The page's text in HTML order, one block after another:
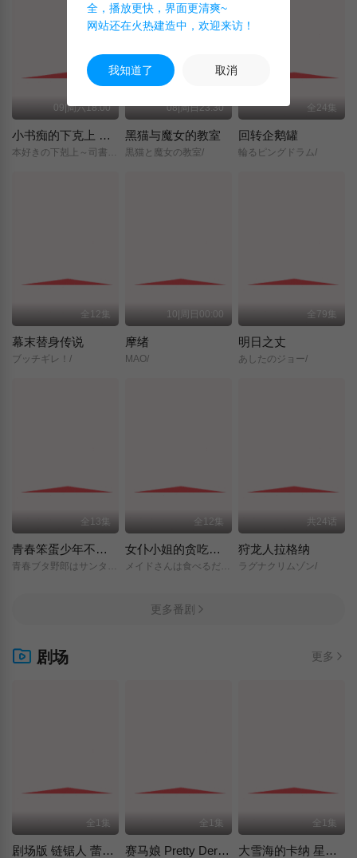
09|周六18:00
小书痴的下克上 〜为了成为图书管理员而不择手段〜 领主的养女
本好きの下剋上～司書になるためには手段を選んでいられません～/領主の養女/
08|周日23:30
黑猫与魔女的教室
黒猫と魔女の教室/
全24集
回转企鹅罐
輪るピングドラム/
全12集
幕末替身传说
ブッチギレ！/
10|周日00:00
摩绪
MAO/
全79集
明日之丈
あしたのジョー/
全13集
青春笨蛋少年不做圣诞服女郎的梦
全12集
女仆小姐的贪吃日常
メイドさんは食べるだけ/
共24话
狩龙人拉格纳
ラグナクリムゾン/
更多番剧
剧场 更多
全1集
剧场版 链锯人 蕾塞篇(正式版)
全1集
赛马娘 Pretty Derby 新时代之门
全1集
大雪海的卡纳 星之贤者
全，播放更快，界面更清爽~
网站还在火热建造中，欢迎来访！
我知道了 取消